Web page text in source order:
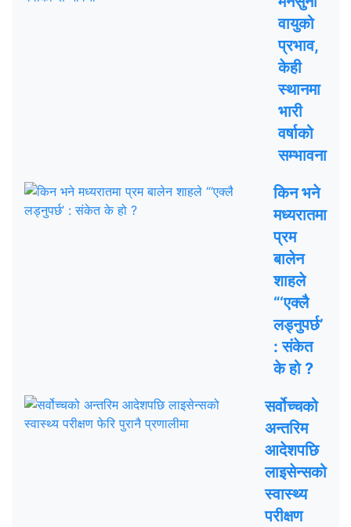
वायुको
प्रभाव,
केही
स्थानमा
भारी
वर्षाको
सम्भावना
किन भने
मध्यरातमा
प्रम
बालेन
शाहले
“‘एक्लै
लड्नुपर्छ’
: संकेत
के हो ?
सर्वोच्चको
अन्तरिम
आदेशपछि
लाइसेन्सको
स्वास्थ्य
परीक्षण